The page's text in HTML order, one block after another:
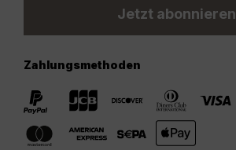
Jetzt abonnieren
Zahlungsmethoden